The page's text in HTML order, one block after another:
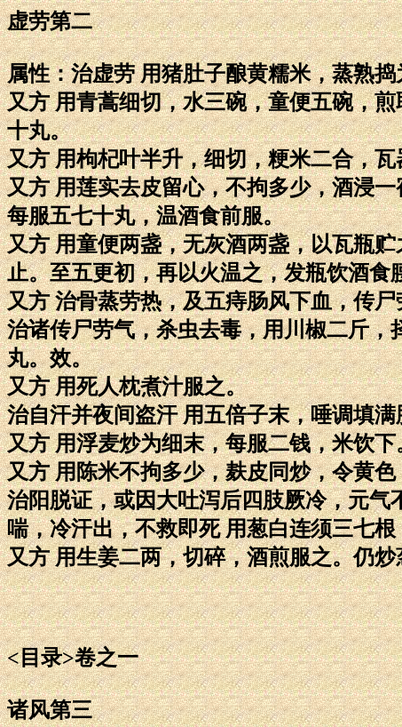
虚劳第二
属性：治虚劳 用猪肚子酿黄糯米，蒸熟
又方 用青蒿细切，水三碗，童便五碗，
十丸。
又方 用枸杞叶半升，细切，粳米二合，
又方 用莲实去皮留心，不拘多少，酒浸
每服五七十丸，温酒食前服。
又方 用童便两盏，无灰酒两盏，以瓦瓶
止。至五更初，再以火温之，发瓶饮酒
又方 治骨蒸劳热，及五痔肠风下血，传
治诸传尸劳气，杀虫去毒，用川椒二斤
丸。效。
又方 用死人枕煮汁服之。
治自汗并夜间盗汗 用五倍子末，唾调填
又方 用浮麦炒为细末，每服二钱，米饮下
又方 用陈米不拘多少，麸皮同炒，令黄
治阳脱证，或因大吐泻后四肢厥冷，元
喘，冷汗出，不救即死 用葱白连须三七
又方 用生姜二两，切碎，酒煎服之。仍
<目录>卷之一
诸风第三